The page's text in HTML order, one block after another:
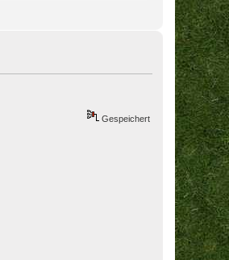
Gespeichert